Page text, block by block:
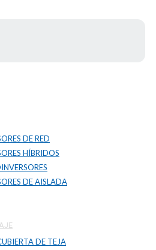
DE RED
HÍBRIDOS
DE AISLADA
DE TEJA